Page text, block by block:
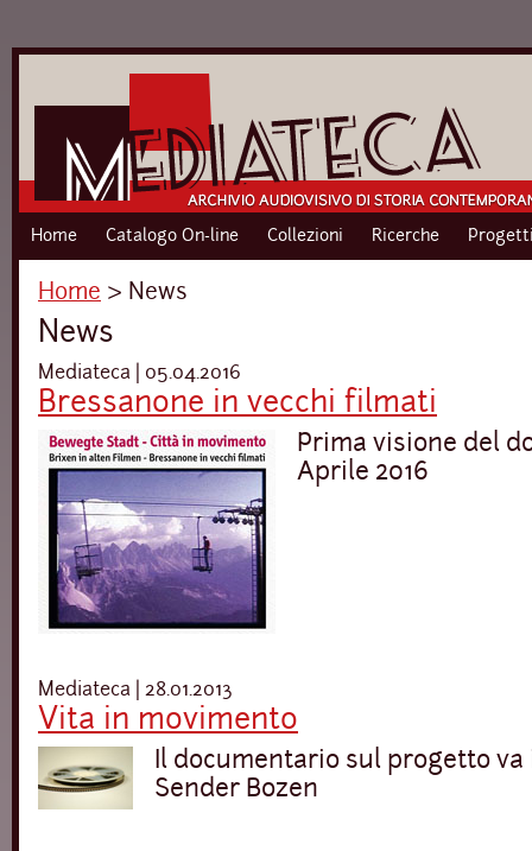
Home Catalogo On-line Collezioni Ricerche
Home › News
News
Mediateca | 05.04.2016
Bressanone in vecchi filmati
Prima visione del
Aprile 2016
Mediateca | 28.01.2013
Vita in movimento
Il documentario sul progetto va
Sender Bozen